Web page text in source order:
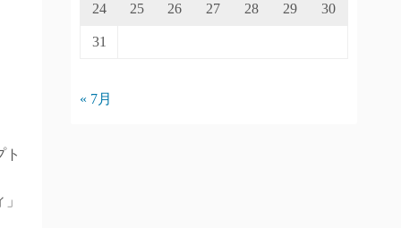
ト
24 25 26 27 28 29 30
31
« 7月